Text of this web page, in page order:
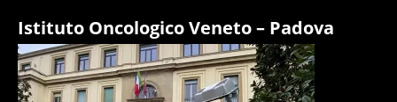
Istituto Oncologico Veneto – Padova